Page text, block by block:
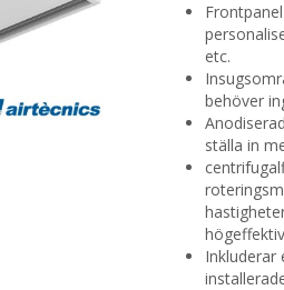
etc.
behöver
ställa in
Inkluderar